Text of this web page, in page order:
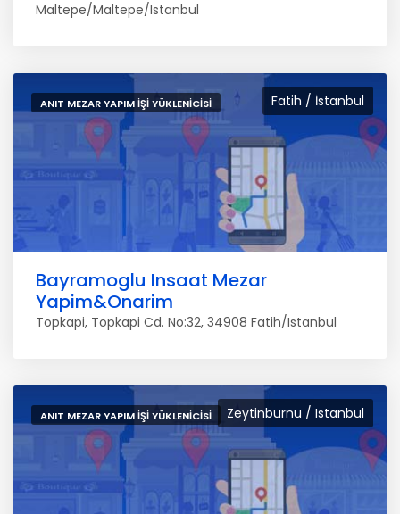
Maltepe/Maltepe/Istanbul
Fatih / İstanbul
ANIT MEZAR YAPIM İŞI YÜKLENICISI
Bayramoglu Insaat Mezar
Yapim&Onarim
Topkapi, Topkapi Cd. No:32, 34908 Fatih/Istanbul
Zeytinburnu / Istanbul
ANIT MEZAR YAPIM İŞI YÜKLENICISI